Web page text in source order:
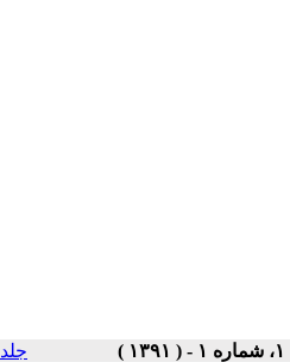
جلد ۱ شماره ۱